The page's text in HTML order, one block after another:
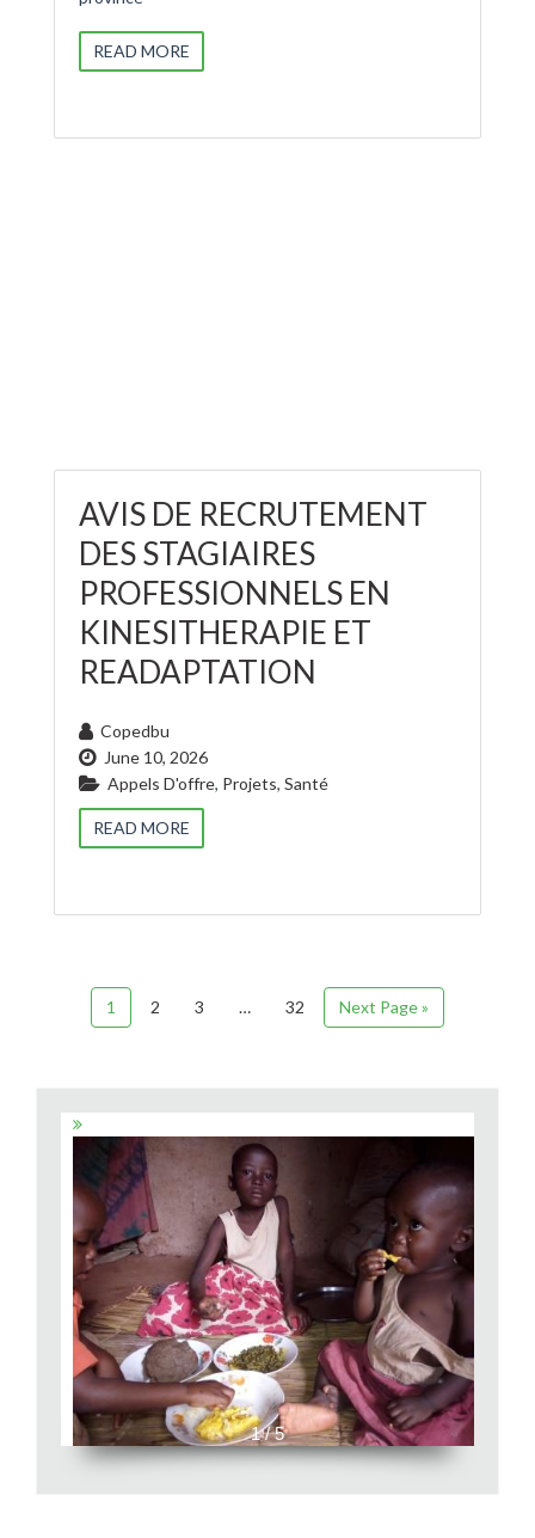
READ MORE
AVIS DE RECRUTEMENT
DES STAGIAIRES
PROFESSIONNELS EN
KINESITHERAPIE ET
READAPTATION
Copedbu
June 10, 2026
Appels D'offre, Projets, Santé
READ MORE
1 2 3 … 32 Next Page »
1 / 5